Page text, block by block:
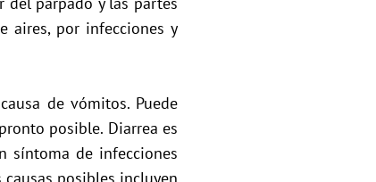
aires, por infecciones y
de vómitos. Puede
posible. Diarrea es
síntoma de infecciones